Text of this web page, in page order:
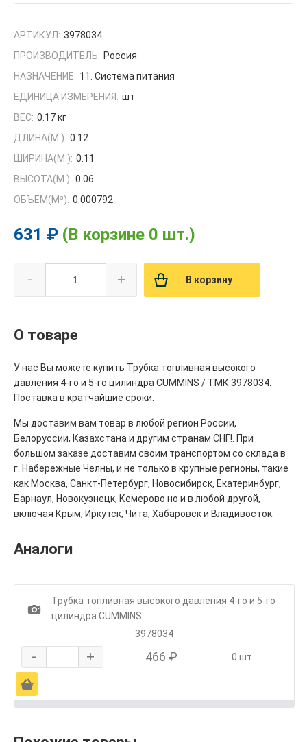
АРТИКУЛ: 3978034
ПРОИЗВОДИТЕЛЬ: Россия
НАЗНАЧЕНИЕ: 11. Система питания
ЕДИНИЦА ИЗМЕРЕНИЯ: шт
ВЕС: 0.17 кг
ДЛИНА(М.): 0.12
ШИРИНА(М.): 0.11
ВЫСОТА(М.): 0.06
ОБЪЕМ(M³): 0.000792
631 ₽ (В корзине 0 шт.)
- + В корзину
О товаре
У нас Вы можете купить Трубка топливная высокого
давления 4-го и 5-го цилиндра CUMMINS / ТМК 3978034.
Поставка в кратчайшие сроки.
Мы доставим вам товар в любой регион России,
Белоруссии, Казахстана и другим странам СНГ!. При
большом заказе доставим своим транспортом со склада в
г. Набережные Челны, и не только в крупные регионы, такие
как Москва, Санкт-Петербург, Новосибирск, Екатеринбург,
Барнаул, Новокузнецк, Кемерово но и в любой другой,
включая Крым, Иркутск, Чита, Хабаровск и Владивосток.
Аналоги
1
Трубка топливная высокого давления 4-го и 5-го
цилиндра CUMMINS
3978034
- + 466 ₽ 0 шт.
Ä